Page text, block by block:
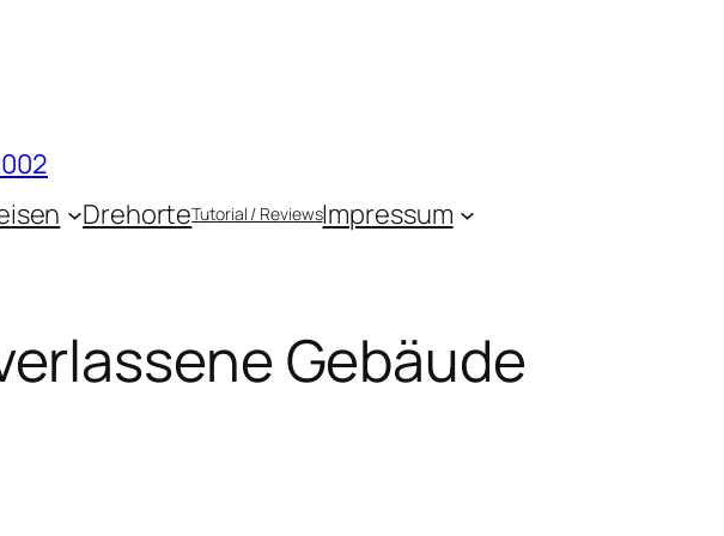
DrehorteTutorial / ReviewsImpressum
Gebäude